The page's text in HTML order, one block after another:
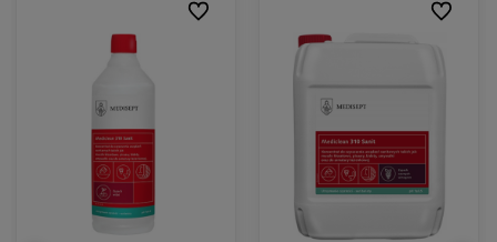
Do ulubionych
Do ulubionych Do
Do